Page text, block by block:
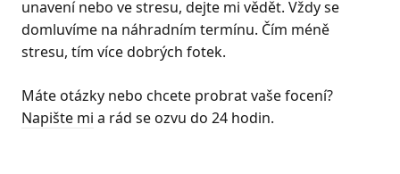
unavení nebo ve stresu, dejte mi vědět. Vždy se
domluvíme na náhradním termínu. Čím méně
stresu, tím více dobrých fotek.
Máte otázky nebo chcete probrat vaše focení?
Napište mi a rád se ozvu do 24 hodin.